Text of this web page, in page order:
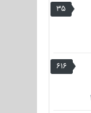
35
616